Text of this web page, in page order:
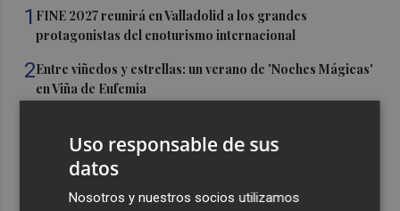
1 FINE 2027 reunirá en Valladolid a los grandes
protagonistas del enoturismo internacional
2Entre viñedos y estrellas: un verano de 'Noches Mágicas'
en Viña de Eufemia
entradas a la venta y aforo limitado
El Campello invierte 1,6 millones en la primera fase de la
'operación asfalto', que ya está en licitación
Uso responsable de sus
datos
Nosotros y nuestros socios utilizamos